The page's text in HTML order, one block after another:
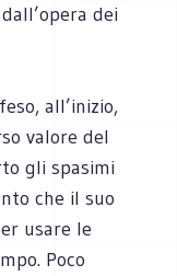
dei
all’inizio,
valore del
gli spasimi
che il suo
usare le
Poco